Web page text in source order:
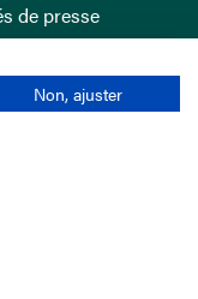
de presse
Non, ajuster